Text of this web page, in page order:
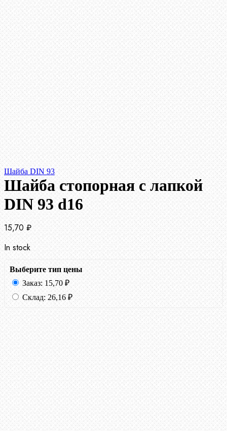
Шайба DIN 93
Шайба стопорная с лапкой
DIN 93 d16
15,70 ₽
In stock
Выберите тип цены
Заказ: 15,70 ₽
Склад: 26,16 ₽